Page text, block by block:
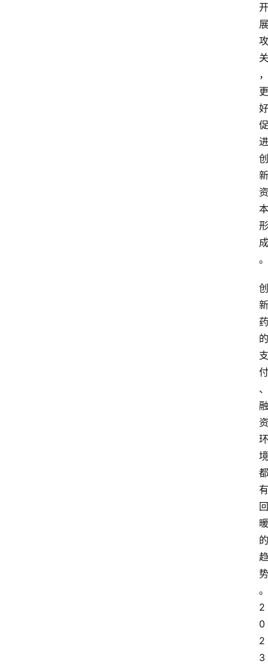
开
展
攻
关
，
更
好
促
进
创
新
资
本
形
成
。
创
新
药
的
支
付
、
融
资
环
境
都
有
回
暖
的
趋
势
。
2
0
2
3